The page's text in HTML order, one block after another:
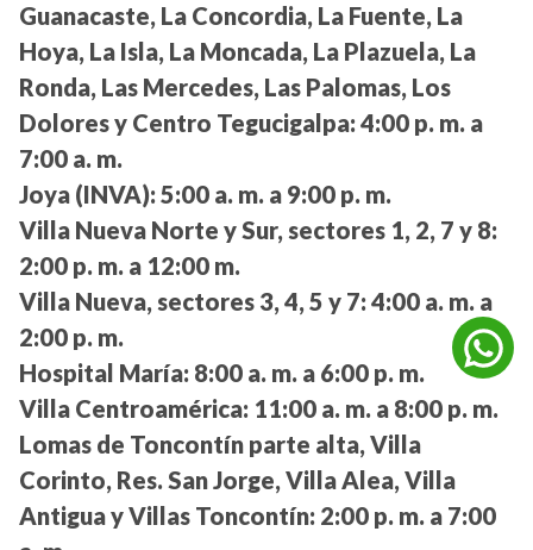
Guanacaste, La Concordia, La Fuente, La
Hoya, La Isla, La Moncada, La Plazuela, La
Ronda, Las Mercedes, Las Palomas, Los
Dolores y Centro Tegucigalpa: 4:00 p. m. a
7:00 a. m.
Joya (INVA): 5:00 a. m. a 9:00 p. m.
Villa Nueva Norte y Sur, sectores 1, 2, 7 y 8:
2:00 p. m. a 12:00 m.
Villa Nueva, sectores 3, 4, 5 y 7: 4:00 a. m. a
2:00 p. m.
Hospital María: 8:00 a. m. a 6:00 p. m.
Villa Centroamérica: 11:00 a. m. a 8:00 p. m.
Lomas de Toncontín parte alta, Villa
Corinto, Res. San Jorge, Villa Alea, Villa
Antigua y Villas Toncontín: 2:00 p. m. a 7:00